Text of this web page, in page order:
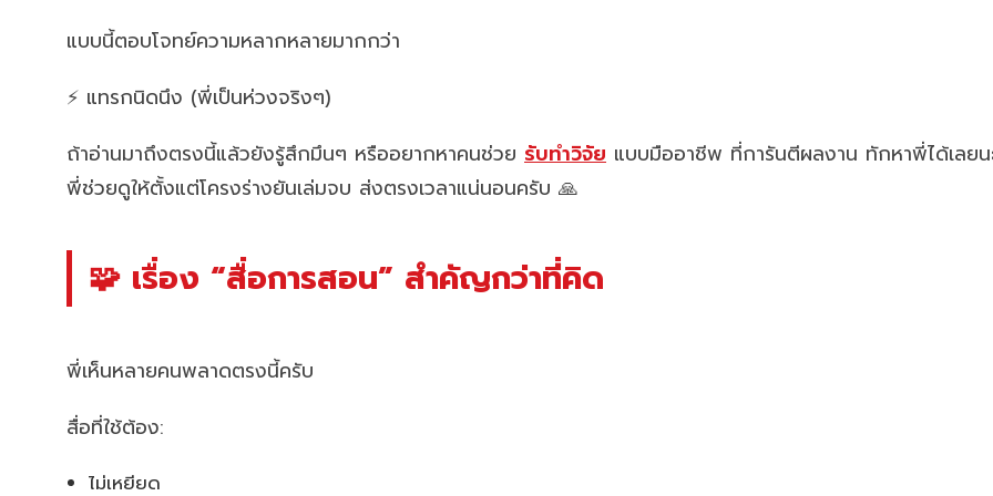
แบบนี้ตอบโจทย์ความหลากหลายมากกว่า
⚡ แทรกนิดนึง (พี่เป็นห่วงจริงๆ)
ถ้าอ่านมาถึงตรงนี้แล้วยังรู้สึกมึนๆ หรืออยากหาคนช่วย รับทำวิจัย แบบมืออาชีพ ที่การันตีผลงาน ทักหาพี่ได้เลยน
พี่ช่วยดูให้ตั้งแต่โครงร่างยันเล่มจบ ส่งตรงเวลาแน่นอนครับ 🙏
🧩 เรื่อง “สื่อการสอน” สำคัญกว่าที่คิด
พี่เห็นหลายคนพลาดตรงนี้ครับ
สื่อที่ใช้ต้อง:
ไม่เหยียด